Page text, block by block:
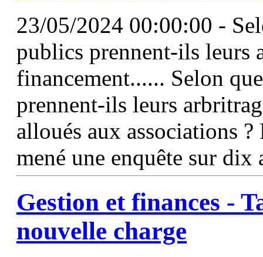
23/05/2024 00:00:00 -
publics prennent-ils leurs
financement...... Selon
prennent-ils leurs
alloués aux associations
mené une enquête sur dix
Gestion et finances -
nouvelle charge